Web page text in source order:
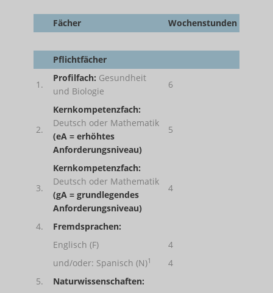
Fächer Wochenstunden
Pflichtfächer
1.
Profilfach: Gesundheit
und Biologie
6
2.
Kernkompetenzfach:
Deutsch oder Mathematik
(eA = erhöhtes
Anforderungsniveau)
5
3.
Kernkompetenzfach:
Deutsch oder Mathematik
(gA = grundlegendes
Anforderungsniveau)
4
4.
Fremdsprachen:
Englisch (F)
4
und/oder: Spanisch (N)1
4
5.
Naturwissenschaften: